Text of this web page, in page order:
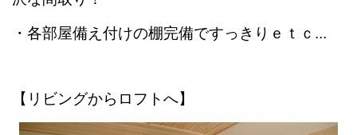
・各部屋備え付けの棚完備ですっきりｅｔｃ...
【リビングからロフトへ】